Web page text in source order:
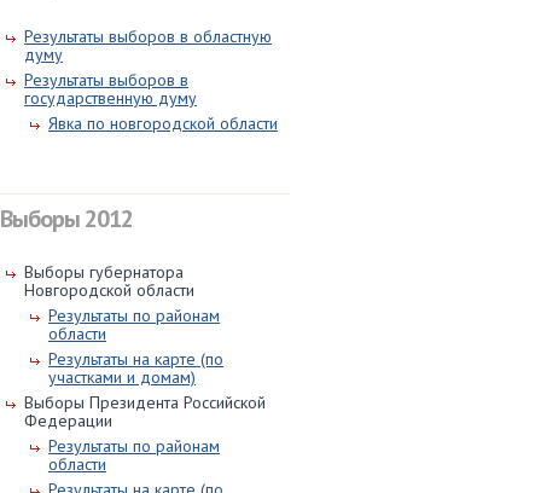
Результаты выборов в областную
думу
Результаты выборов в
государственную думу
Явка по новгородской области
Выборы 2012
Выборы губернатора
Новгородской области
Результаты по районам
области
Результаты на карте (по
участками и домам)
Выборы Президента Российской
Федерации
Результаты по районам
области